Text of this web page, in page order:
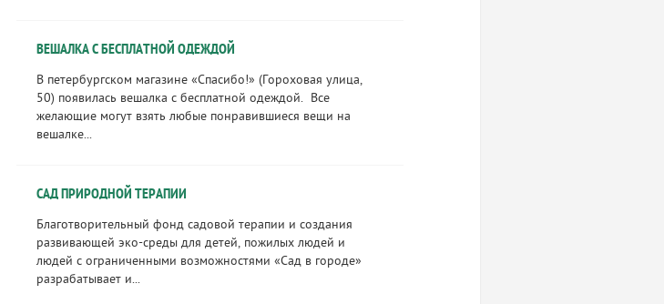
ВЕШАЛКА С БЕСПЛАТНОЙ ОДЕЖДОЙ
В петербургском магазине «Спасибо!» (Гороховая улица,
50) появилась вешалка с бесплатной одеждой. Все
желающие могут взять любые понравившиеся вещи на
вешалке...
САД ПРИРОДНОЙ ТЕРАПИИ
Благотворительный фонд садовой терапии и создания
развивающей эко-среды для детей, пожилых людей и
людей с ограниченными возможностями «Сад в городе»
разрабатывает и...